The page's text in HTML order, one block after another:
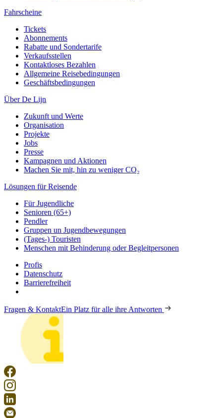
Fahrscheine
Tickets
Abonnements
Rabatte und Sondertarife
Verkaufsstellen
Kontaktloses Bezahlen
Allgemeine Reisebedingungen
Geschäftsbedingungen
Über De Lijn
Zukunft und Werte
Organisation
Projekte
Jobs
Presse
Kampagnen und Aktionen
Machen Sie mit, hin zu weniger CO₂
Lösungen für Reisende
Für Jugendliche
Senioren (65+)
Pendler
Gruppen un Jugendbewegungen
(Tages-) Touristen
Menschen mit Behinderung oder Begleitpersonen
Profis
Datenschutz
Barrierefreiheit
Fragen & KontaktEin Platz für alle ihre Antworten